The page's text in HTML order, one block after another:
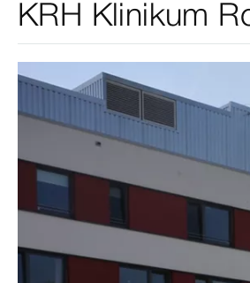
KRH Klinikum